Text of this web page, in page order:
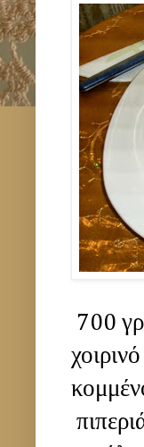
700